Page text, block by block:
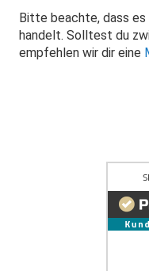
Bitte beachte, dass
handelt. Solltest du
empfehlen wir dir eine